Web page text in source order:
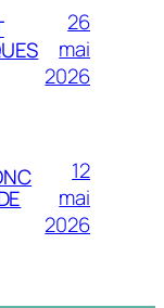
26
mai
2026
12
mai
2026